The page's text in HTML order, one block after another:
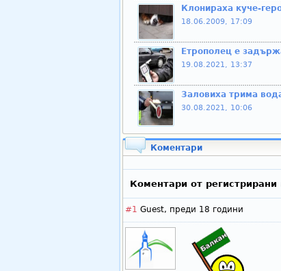
Клонираха куче-
18.06.2009, 17:09
Eтрополец е
19.08.2021, 13:37
Заловиха трима
30.08.2021, 10:06
Коментари
Коментари от
#1 Guest, преди 18 години